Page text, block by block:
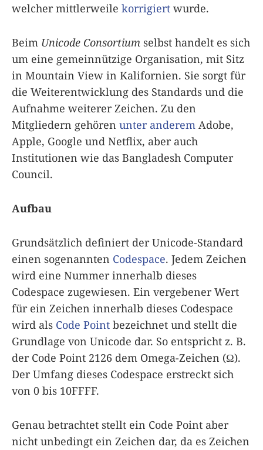
welcher mittlerweile korrigiert wurde.
Beim Unicode Consortium selbst handelt es sich
um eine gemeinnützige Organisation, mit Sitz
in Mountain View in Kalifornien. Sie sorgt für
die Weiterentwicklung des Standards und die
Aufnahme weiterer Zeichen. Zu den
Mitgliedern gehören unter anderem Adobe,
Apple, Google und Netflix, aber auch
Institutionen wie das Bangladesh Computer
Council.
Aufbau
Grundsätzlich definiert der Unicode-Standard
einen sogenannten Codespace. Jedem Zeichen
wird eine Nummer innerhalb dieses
Codespace zugewiesen. Ein vergebener Wert
für ein Zeichen innerhalb dieses Codespace
wird als Code Point bezeichnet und stellt die
Grundlage von Unicode dar. So entspricht z. B.
der Code Point 2126 dem Omega-Zeichen (Ω).
Der Umfang dieses Codespace erstreckt sich
von 0 bis 10FFFF.
Genau betrachtet stellt ein Code Point aber
nicht unbedingt ein Zeichen dar, da es Zeichen